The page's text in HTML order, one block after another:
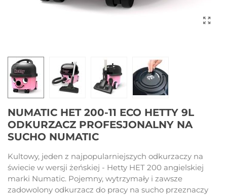
NUMATIC HET 200-11 ECO HETTY 9L
ODKURZACZ PROFESJONALNY NA
SUCHO NUMATIC
Kultowy, jeden z najpopularniejszych odkurzaczy na
świecie w wersji żeńskiej - Hetty HET 200 angielskiej
marki Numatic. Pojemny, wytrzymały i zawsze
zadowolony odkurzacz do pracy na sucho przeznaczy